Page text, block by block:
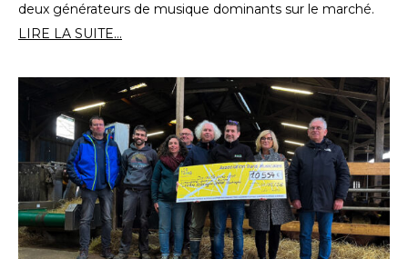
deux générateurs de musique dominants sur le marché.
LIRE LA SUITE...